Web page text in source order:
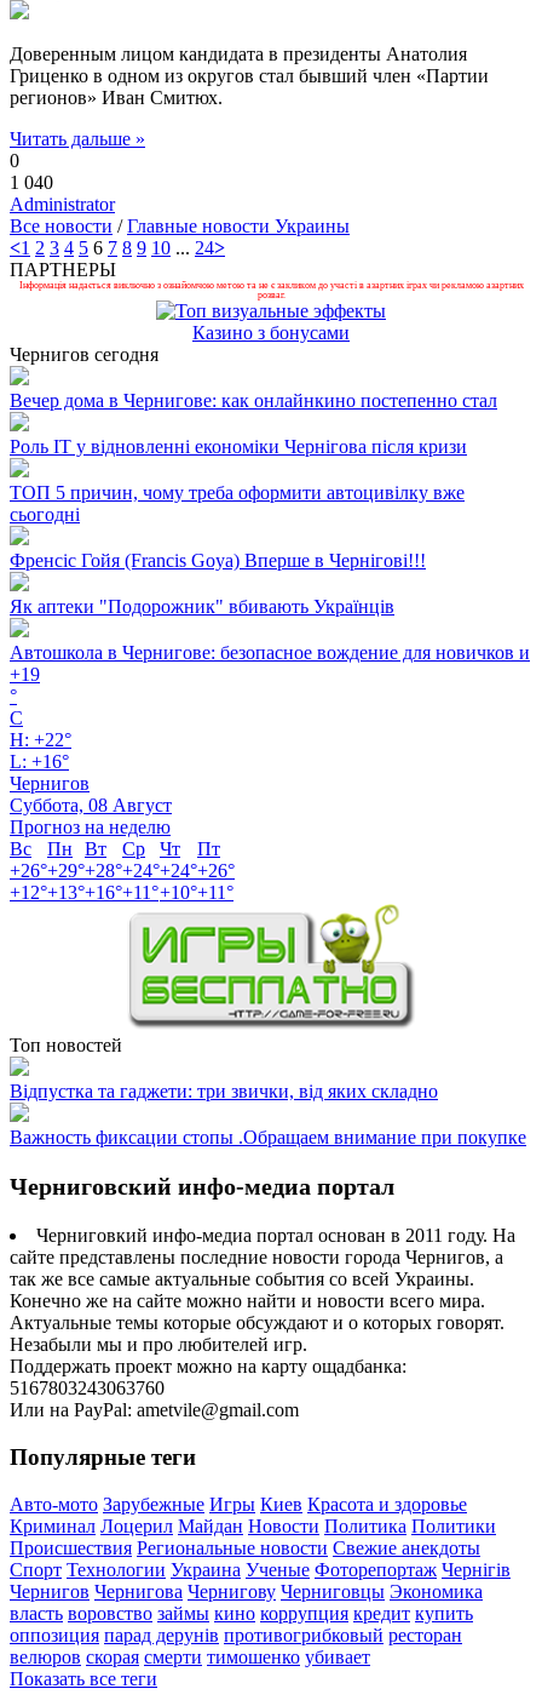
Доверенным лицом кандидата в президенты Анатолия
Гриценко в одном из округов стал бывший член «Партии
регионов» Иван Смитюх.
Читать дальше »
0
1 040
Administrator
Все новости /Главные новости Украины
<1 2 3 4 5 6 7 8 9 10 ... 24>
ПАРТНЕРЫ
Інформація надається виключно з ознайомчою метою та не є закликом до участі в азартних іграх чи рекламою азартних
розваг.
Казино з бонусами
Чернигов сегодня
Вечер дома в Чернигове: как онлайнкино постепенно стал
Роль ІТ у відновленні економіки Чернігова після кризи
ТОП 5 причин, чому треба оформити автоцивілку вже
сьогодні
Френсіс Гойя (Francis Goya) Вперше в Чернігові!!!
Як аптеки "Подорожник" вбивають Українців
Автошкола в Чернигове: безопасное вождение для новичков и
+19
°
C
H: +22°
L: +16°
Чернигов
Суббота, 08 Август
Прогноз на неделю
Вс
Пн Вт Ср Чт
Пт
+26°+29°+28°+24°+24°+26°
+12°+13°+16°+11°+10°+11°
Топ новостей
Відпустка та гаджети: три звички, від яких складно
Важность фиксации стопы .Обращаем внимание при покупке
Черниговский инфо-медиа портал
Черниговкий инфо-медиа портал основан в 2011 году. На
сайте представлены последние новости города Чернигов, а
так же все самые актуальные события со всей Украины.
Конечно же на сайте можно найти и новости всего мира.
Актуальные темы которые обсуждают и о которых говорят.
Незабыли мы и про любителей игр.
Поддержать проект можно на карту ощадбанка:
5167803243063760
Или на PayPal: ametvile@gmail.com
Популярные теги
Авто-мото Зарубежные Игры Киев Красота и здоровье
Криминал Лоцерил Майдан Новости Политика Политики
Происшествия Региональные новости Свежие анекдоты
Спорт Технологии Украина Ученые Фоторепортаж Чернігів
Чернигов Чернигова Чернигову Черниговцы Экономика
власть воровство займы кино коррупция кредит купить
оппозиция парад дерунів противогрибковый ресторан
велюров скорая смерти тимошенко убивает
Показать все теги